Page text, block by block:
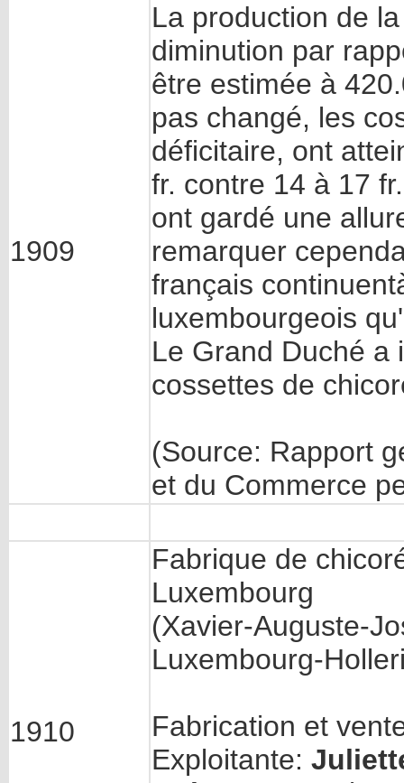
1909
La production de
diminution par
être estimée à
pas changé, les
déficitaire, ont
fr. contre 14 à 17
ont gardé une
remarquer
français
luxembourgeois
Le Grand Duché a
cossettes de
(Source: Rapport
et du Commerce
1910
Fabrique de
Luxembourg
(Xavier-Auguste-
Luxembourg-
Fabrication et
Exploitante: